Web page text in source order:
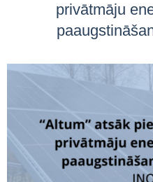
privātmāju